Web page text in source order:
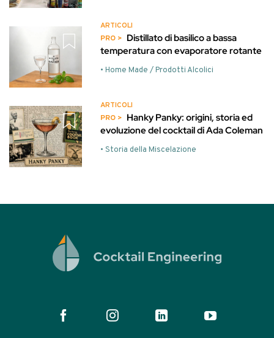
ARTICOLI
Distillato di basilico a bassa
temperatura con evaporatore rotante
• Home Made / Prodotti Alcolici
ARTICOLI
Hanky Panky: origini, storia ed
evoluzione del cocktail di Ada Coleman
• Storia della Miscelazione